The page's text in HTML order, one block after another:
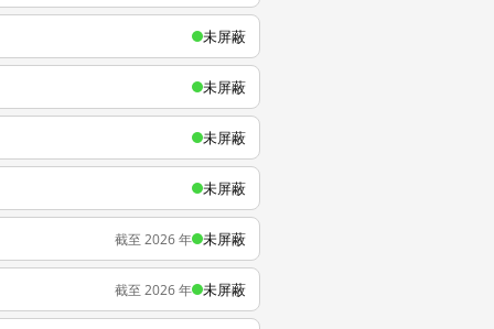
未屏蔽
未屏蔽
未屏蔽
未屏蔽
截至 2026 年 未屏蔽
截至 2026 年 未屏蔽